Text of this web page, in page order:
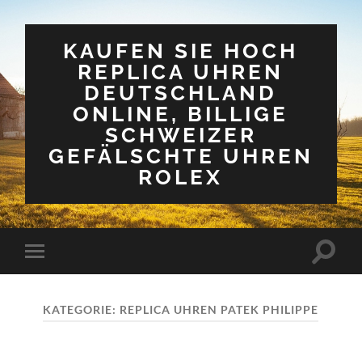
KAUFEN SIE HOCH
REPLICA UHREN
DEUTSCHLAND
ONLINE, BILLIGE
SCHWEIZER
GEFÄLSCHTE UHREN
ROLEX
Mobile-
Menü
KATEGORIE: REPLICA UHREN PATEK PHILIPPE